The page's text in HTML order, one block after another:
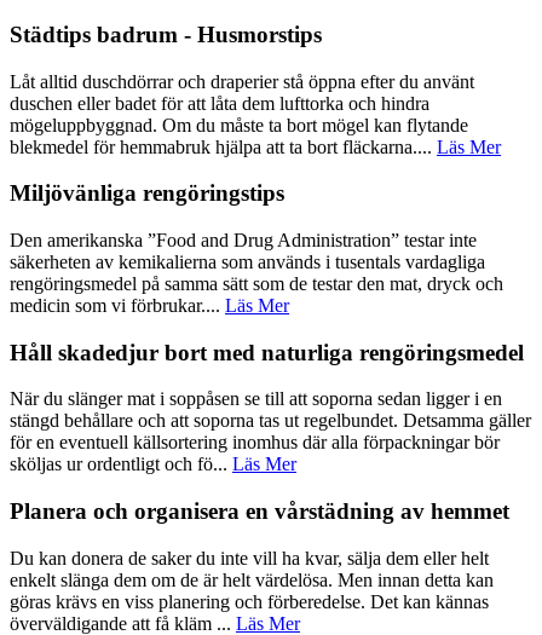
Städtips badrum - Husmorstips
Låt alltid duschdörrar och draperier stå öppna efter du använt
duschen eller badet för att låta dem lufttorka och hindra
mögeluppbyggnad. Om du måste ta bort mögel kan flytande
blekmedel för hemmabruk hjälpa att ta bort fläckarna.... Läs Mer
Miljövänliga rengöringstips
Den amerikanska ”Food and Drug Administration” testar inte
säkerheten av kemikalierna som används i tusentals vardagliga
rengöringsmedel på samma sätt som de testar den mat, dryck och
medicin som vi förbrukar.... Läs Mer
Håll skadedjur bort med naturliga rengöringsmedel
När du slänger mat i soppåsen se till att soporna sedan ligger i en
stängd behållare och att soporna tas ut regelbundet. Detsamma gäller
för en eventuell källsortering inomhus där alla förpackningar bör
sköljas ur ordentligt och fö... Läs Mer
Planera och organisera en vårstädning av hemmet
Du kan donera de saker du inte vill ha kvar, sälja dem eller helt
enkelt slänga dem om de är helt värdelösa. Men innan detta kan
göras krävs en viss planering och förberedelse. Det kan kännas
överväldigande att få kläm ... Läs Mer